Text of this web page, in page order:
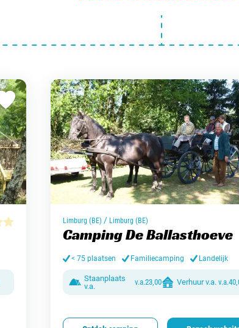
Limburg (BE) / Limburg (BE)
Camping De Ballasthoeve
< 75 plaatsen Familiecamping Landelijk
Staanplaats
v.a.
v.a.23,00 Verhuur v.a. v.a.